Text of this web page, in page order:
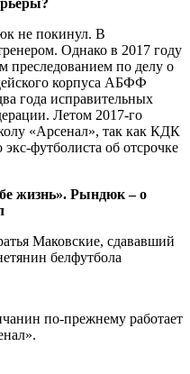
не покинул. В
Однако в 2017 году
преследованием по делу о
корпуса АБФФ
года исправительных
Летом 2017-го
«Арсенал», так как КДК
футболиста об отсрочке
жизнь». Рындюк – о
по-прежнему работает